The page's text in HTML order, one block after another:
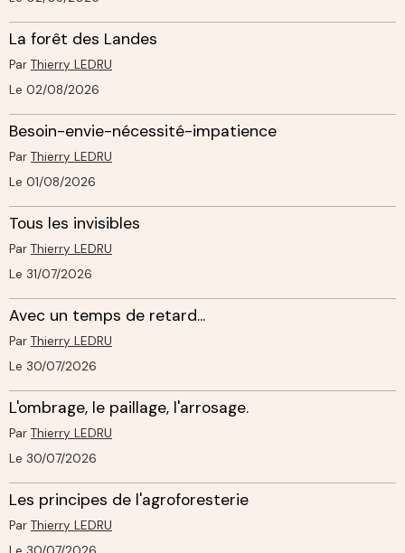
La forêt des Landes
Par Thierry LEDRU
Le 02/08/2026
Besoin-envie-nécessité-impatience
Par Thierry LEDRU
Le 01/08/2026
Tous les invisibles
Par Thierry LEDRU
Le 31/07/2026
Avec un temps de retard...
Par Thierry LEDRU
Le 30/07/2026
L'ombrage, le paillage, l'arrosage.
Par Thierry LEDRU
Le 30/07/2026
Les principes de l'agroforesterie
Par Thierry LEDRU